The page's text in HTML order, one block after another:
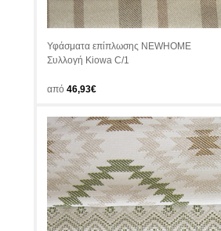
Υφάσματα επίπλωσης NEWHOME
Συλλογή Kiowa C/1
από 46,93€